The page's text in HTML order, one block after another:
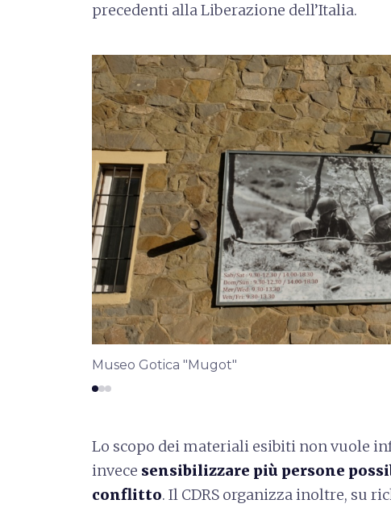
precedenti alla Liberazione dell’Italia.
Museo Gotica "Mugot"
Lo scopo dei materiali esibiti non vuole
invece sensibilizzare più persone
conflitto. Il CDRS organizza inoltre, su